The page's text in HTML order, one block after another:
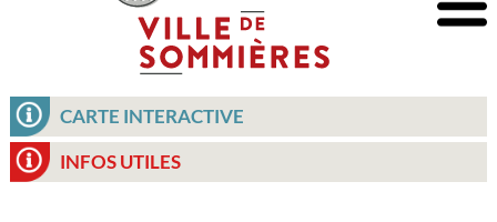
CARTE INTERACTIVE
INFOS UTILES